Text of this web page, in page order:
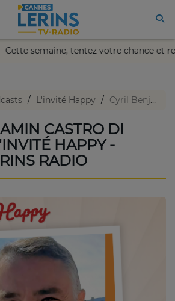
Cette semaine, tentez votre chance
L'invité Happy Cyril Benjamin Castro Di Valensi - L'invité Happy - Cannes Lérins Radio
CASTRO DI
HAPPY -
RADIO